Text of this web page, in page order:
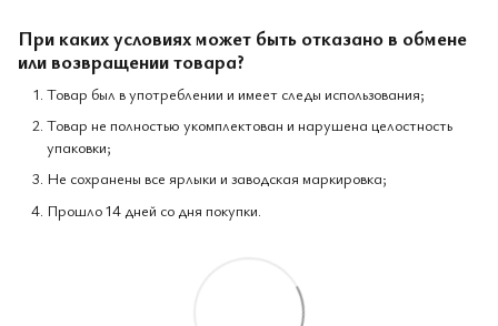
При каких условиях может быть отказано в обмене
или возвращении товара?
Товар был в употреблении и имеет следы использования;
Товар не полностью укомплектован и нарушена целостность
упаковки;
Не сохранены все ярлыки и заводская маркировка;
Прошло 14 дней со дня покупки.